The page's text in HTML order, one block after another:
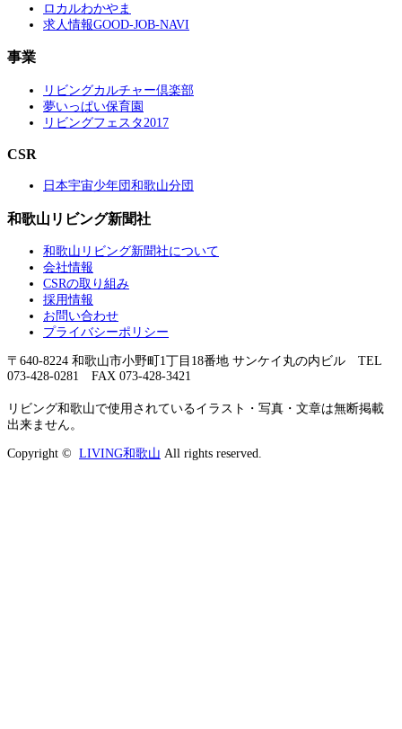
ロカルわかやま
求人情報GOOD-JOB-NAVI
事業
リビングカルチャー倶楽部
夢いっぱい保育園
リビングフェスタ2017
CSR
日本宇宙少年団和歌山分団
和歌山リビング新聞社
和歌山リビング新聞社について
会社情報
CSRの取り組み
採用情報
お問い合わせ
プライバシーポリシー
〒640-8224 和歌山市小野町1丁目18番地 サンケイ丸の内ビル TEL
073-428-0281 FAX 073-428-3421
リビング和歌山で使用されているイラスト・写真・文章は無断掲載
出来ません。
Copyright © LIVING和歌山 All rights reserved.